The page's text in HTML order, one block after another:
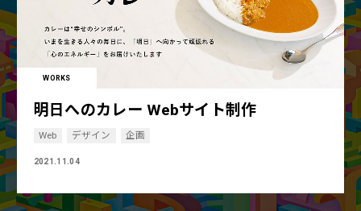
WORKS
明日へのカレー Webサイト制作
Web デザイン 企画
2021.11.04